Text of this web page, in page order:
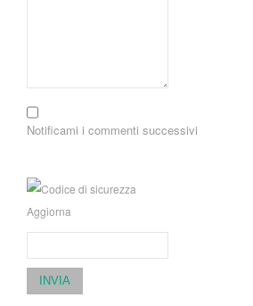
Notificami i commenti successivi
Aggiorna
INVIA